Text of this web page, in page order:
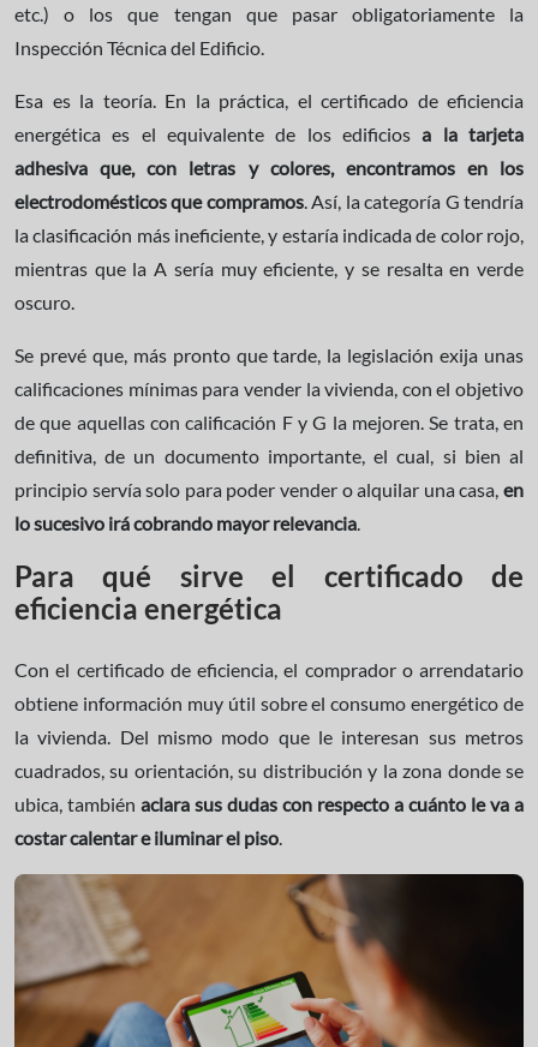
etc.) o los que tengan que pasar obligatoriamente la
Inspección Técnica del Edificio.
Esa es la teoría. En la práctica, el certificado de eficiencia
energética es el equivalente de los edificiosa la tarjeta
adhesiva que, con letras y colores, encontramos en los
electrodomésticos que compramos. Así, la categoría G tendría
la clasificación más ineficiente, y estaría indicada de color rojo,
mientras que la A sería muy eficiente, y se resalta en verde
oscuro.
Se prevé que, más pronto que tarde, la legislación exija unas
calificaciones mínimas para vender la vivienda, con el objetivo
de que aquellas con calificación F y G la mejoren. Se trata, en
definitiva, de un documento importante, el cual, si bien al
principio servía solo para poder vender o alquilar una casa, en
lo sucesivo irá cobrando mayor relevancia
Para qué sirve el certificado de
eficiencia energética
Con el certificado de eficiencia, el comprador o arrendatario
obtiene información muy útil sobre el consumo energético de
la vivienda. Del mismo modo que le interesan sus metros
cuadrados, su orientación, su distribución y la zona donde se
ubica, también aclara sus dudas con respecto a cuánto le va a
costar calentar e iluminar el piso